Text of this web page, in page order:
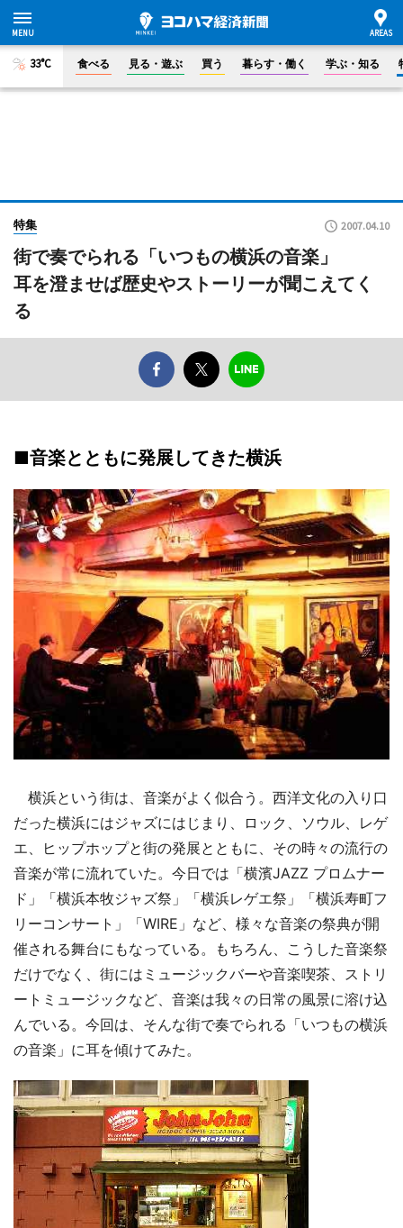
33°C 食べる 見る・遊ぶ 買う 暮らす・働く 学ぶ・知る
特集 2007.04.10
街で奏でられる「いつもの横浜の音楽」
耳を澄ませば歴史やストーリーが聞こえてく
る
■音楽とともに発展してきた横浜
横浜という街は、音楽がよく似合う。西洋文化の入り口
だった横浜にはジャズにはじまり、ロック、ソウル、レゲ
エ、ヒップホップと街の発展とともに、その時々の流行の
音楽が常に流れていた。今日では「横濱JAZZ プロムナー
ド」「横浜本牧ジャズ祭」「横浜レゲエ祭」「横浜寿町フ
リーコンサート」「WIRE」など、様々な音楽の祭典が開
催される舞台にもなっている。もちろん、こうした音楽祭
だけでなく、街にはミュージックバーや音楽喫茶、ストリ
ートミュージックなど、音楽は我々の日常の風景に溶け込
んでいる。今回は、そんな街で奏でられる「いつもの横浜
の音楽」に耳を傾けてみた。